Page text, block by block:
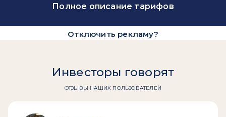
Полное описание тарифов
Отключить рекламу?
Инвесторы говорят
ОТЗЫВЫ НАШИХ ПОЛЬЗОВАТЕЛЕЙ